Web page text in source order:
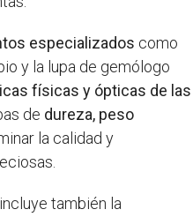
especializados como
y la lupa de gemólogo
físicas y ópticas de las
de dureza, peso
la calidad y
incluye también la